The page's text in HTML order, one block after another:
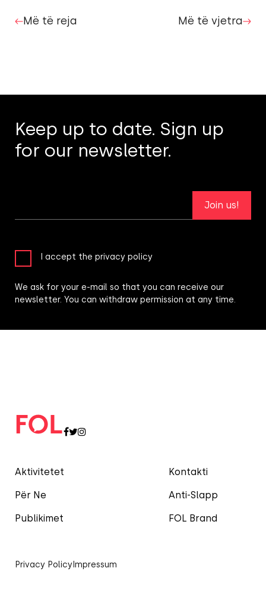
Më të reja Më të vjetra
Aktivitetet
Për Ne
Publikimet
Kontakti
Anti-Slapp
FOL Brand
Privacy Policy Impressum
Keep up to date. Sign up
for our newsletter.
Join us!
I accept the privacy policy
We ask for your e-mail so that you can receive our
newsletter. You can withdraw permission at any time.